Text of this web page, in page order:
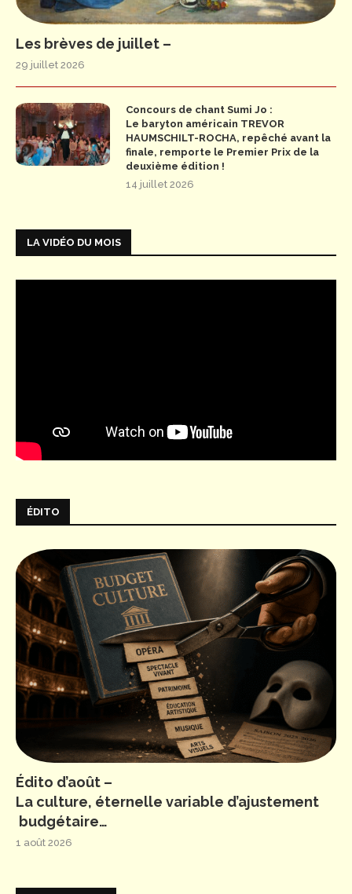
Les brèves de juillet –
29 juillet 2026
Concours de chant Sumi Jo :
Le baryton américain TREVOR
HAUMSCHILT-ROCHA, repêché avant la
finale, remporte le Premier Prix de la
deuxième édition !
14 juillet 2026
LA VIDÉO DU MOIS
ÉDITO
Édito d’août –
La culture, éternelle variable d’ajustement
budgétaire…
1 août 2026